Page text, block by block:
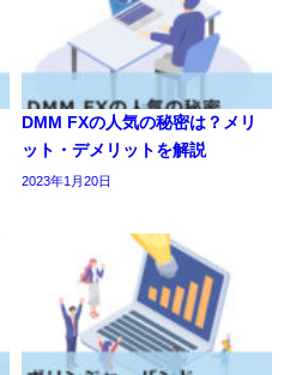
DMM FXの人気の秘密は？メリ
ット・デメリットを解説
2023年1月20日